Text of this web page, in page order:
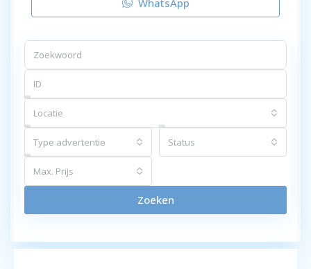
WhatsApp
Locatie
Type advertentie Status
Max. Prijs
Zoeken